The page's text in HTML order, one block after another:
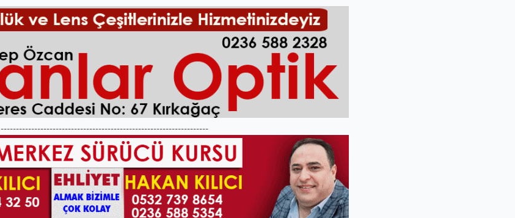
--------------------------------------------------------------------